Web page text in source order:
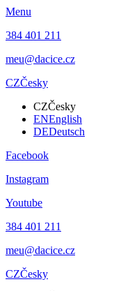
Menu
384 401 211
meu@dacice.cz
CZČesky
CZČesky
ENEnglish
DEDeutsch
Facebook
Instagram
Youtube
384 401 211
meu@dacice.cz
CZČesky